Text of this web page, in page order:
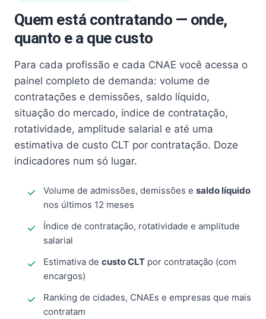
Quem está contratando — onde,
quanto e a que custo
Para cada profissão e cada CNAE você acessa o
painel completo de demanda: volume de
contratações e demissões, saldo líquido,
situação do mercado, índice de contratação,
rotatividade, amplitude salarial e até uma
estimativa de custo CLT por contratação. Doze
indicadores num só lugar.
Volume de admissões, demissões e saldo líquido
nos últimos 12 meses
Índice de contratação, rotatividade e amplitude
salarial
Estimativa de custo CLT por contratação (com
encargos)
Ranking de cidades, CNAEs e empresas que mais
contratam